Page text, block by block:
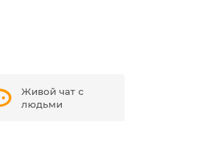
Живой чат с
людьми